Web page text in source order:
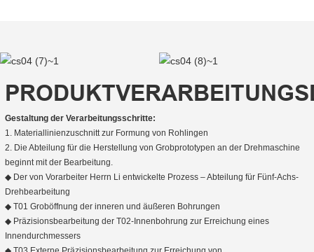
Gestaltung der Verarbeitungsschritte:
1. Materiallinienzuschnitt zur Formung von Rohlingen
2. Die Abteilung für die Herstellung von Grobprototypen an der Drehmaschine
beginnt mit der Bearbeitung.
◆ Der von Vorarbeiter Herrn Li entwickelte Prozess – Abteilung für Fünf-Achs-
Drehbearbeitung
◆ T01 Groböffnung der inneren und äußeren Bohrungen
◆ Präzisionsbearbeitung der T02-Innenbohrung zur Erreichung eines
Innendurchmessers